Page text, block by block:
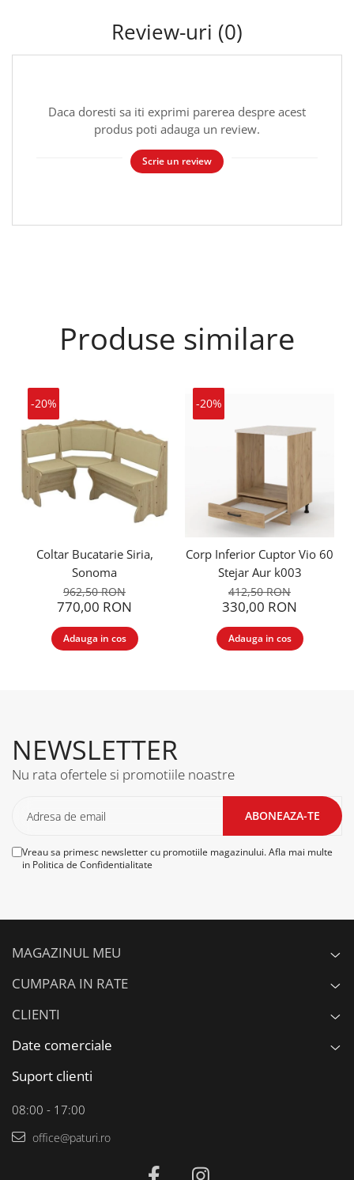
Review-uri (0)
Daca doresti sa iti exprimi parerea despre acest
produs poti adauga un review.
Scrie un review
Produse similare
-20%
Coltar Bucatarie Siria,
Sonoma
962,50 RON
770,00 RON
Adauga in cos
-20%
Corp Inferior Cuptor Vio 60
Stejar Aur k003
412,50 RON
330,00 RON
Adauga in cos
NEWSLETTER
Nu rata ofertele si promotiile noastre
Vreau sa primesc newsletter cu promotiile magazinului. Afla mai multe
in Politica de Confidentialitate
MAGAZINUL MEU
CUMPARA IN RATE
CLIENTI
Date comerciale
Suport clienti
08:00 - 17:00
office@paturi.ro